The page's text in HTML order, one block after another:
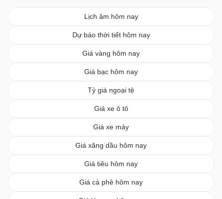
Lịch âm hôm nay
Dự báo thời tiết hôm nay
Giá vàng hôm nay
Giá bạc hôm nay
Tỷ giá ngoại tệ
Giá xe ô tô
Giá xe máy
Giá xăng dầu hôm nay
Giá tiêu hôm nay
Giá cà phê hôm nay